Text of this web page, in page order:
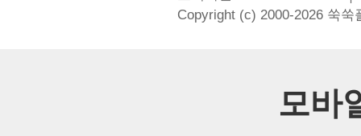
Copyright (c) 2000-2026 쑥
모바